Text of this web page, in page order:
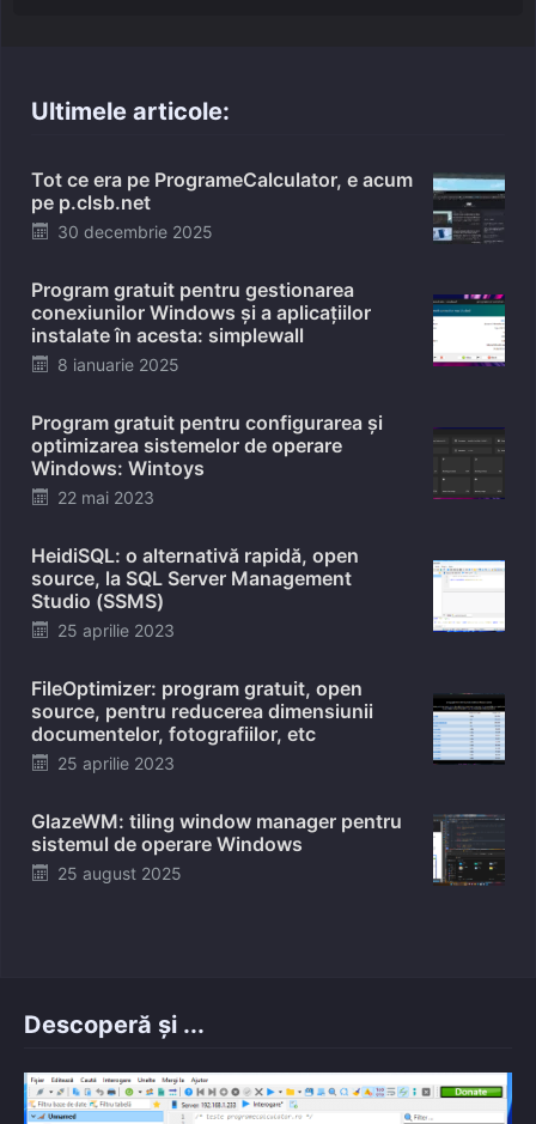
Ultimele articole:
Tot ce era pe ProgrameCalculator, e acum
pe p.clsb.net
Posted
30 decembrie 2025
Program gratuit pentru gestionarea
conexiunilor Windows și a aplicațiilor
instalate în acesta: simplewall
Posted
8 ianuarie 2025
Program gratuit pentru configurarea și
optimizarea sistemelor de operare
Windows: Wintoys
Posted
22 mai 2023
HeidiSQL: o alternativă rapidă, open
source, la SQL Server Management
Studio (SSMS)
Posted
25 aprilie 2023
FileOptimizer: program gratuit, open
source, pentru reducerea dimensiunii
documentelor, fotografiilor, etc
Posted
25 aprilie 2023
GlazeWM: tiling window manager pentru
sistemul de operare Windows
Posted
25 august 2025
Descoperă și ...